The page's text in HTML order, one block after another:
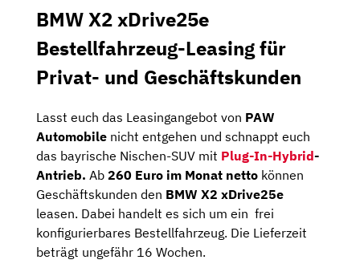
BMW X2 xDrive25e
Bestellfahrzeug-Leasing für
Privat- und Geschäftskunden
Lasst euch das Leasingangebot von PAW
Automobile nicht entgehen und schnappt euch
das bayrische Nischen-SUV mit Plug-In-Hybrid-
Antrieb. Ab 260 Euro im Monat netto können
Geschäftskunden den BMW X2 xDrive25e
leasen. Dabei handelt es sich um ein frei
konfigurierbares Bestellfahrzeug. Die Lieferzeit
beträgt ungefähr 16 Wochen.